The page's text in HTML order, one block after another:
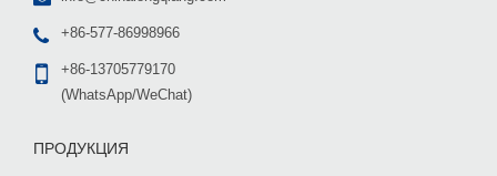
+86-577-86998966
+86-13705779170
(WhatsApp/WeChat)
ПРОДУКЦИЯ